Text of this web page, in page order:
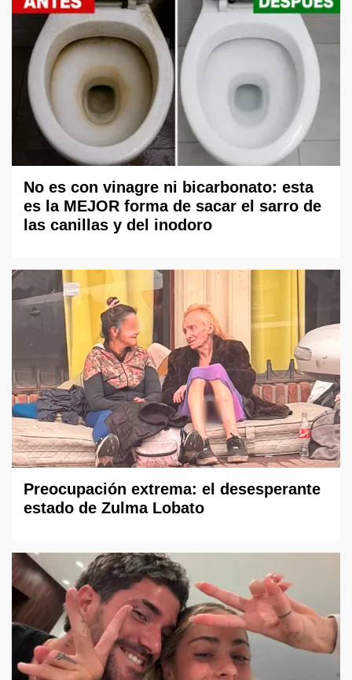
No es con vinagre ni bicarbonato: esta
es la MEJOR forma de sacar el sarro de
las canillas y del inodoro
Preocupación extrema: el desesperante
estado de Zulma Lobato